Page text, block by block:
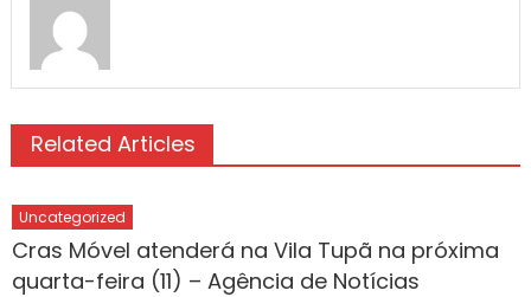
Related Articles
Uncategorized
Cras Móvel atenderá na Vila Tupã na próxima
quarta-feira (11) – Agência de Notícias